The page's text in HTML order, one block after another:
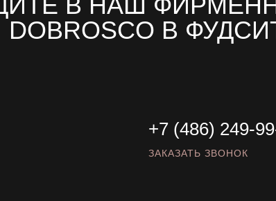
DOBROSCO В
ЗАКАЗАТЬ ЗВОНОК
+7 (486) 249-